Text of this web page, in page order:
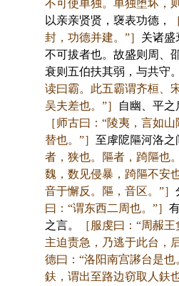
不可使单独。单独堕坏，
以亲亲贤贤，襃表功德，
封，功德并建。”］ 关诸盛
不可拔者也。故盛则周、
衰则五伯扶其弱，与共守。
读曰霸。此五霸谓齐桓、
吴夫差也。”］
自幽、平之
［师古曰：“陵夷，言如
替也。”］ 至虖阸䧢河洛之
者，狭也。䧢者，踦䧢也
魏，数见侵暴，踦䧢不安
音于懈反。䧢，音区。”］
曰：“谓东西二周也。”］
之言。
［服虔曰：“周赧
主迫责急，乃逃于此台，
德曰：“洛阳南宫謻台是也
鈇，谓出至路边窃取人鈇